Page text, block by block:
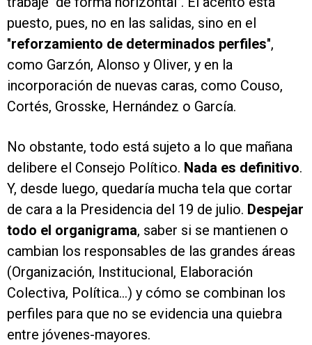
puesto, pues, no en las salidas, sino en el
"reforzamiento de determinados perfiles",
como Garzón, Alonso y Oliver, y en la
incorporación de nuevas caras, como Couso,
Cortés, Grosske, Hernández o García.
No obstante, todo está sujeto a lo que mañana
delibere el Consejo Político. Nada es definitivo.
Y, desde luego, quedaría mucha tela que cortar
de cara a la Presidencia del 19 de julio. Despejar
todo el organigrama, saber si se mantienen o
cambian los responsables de las grandes áreas
(Organización, Institucional, Elaboración
Colectiva, Política...) y cómo se combinan los
perfiles para que no se evidencia una quiebra
entre jóvenes-mayores.